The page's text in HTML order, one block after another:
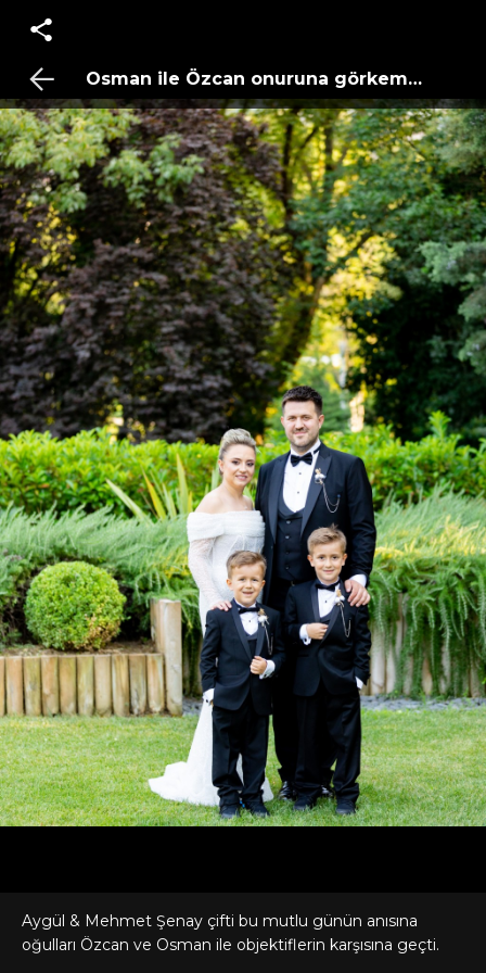
Osman ile Özcan onuruna görkemli gece
Aygül & Mehmet Şenay çifti bu mutlu günün anısına
oğulları Özcan ve Osman ile objektiflerin karşısına geçti.